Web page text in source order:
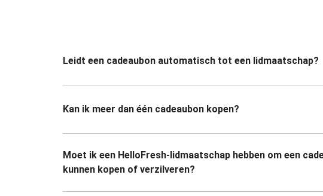
Leidt een cadeaubon automatisch tot een lidmaatschap?
Kan ik meer dan één cadeaubon kopen?
Moet ik een HelloFresh-lidmaatschap hebben om een
kunnen kopen of verzilveren?